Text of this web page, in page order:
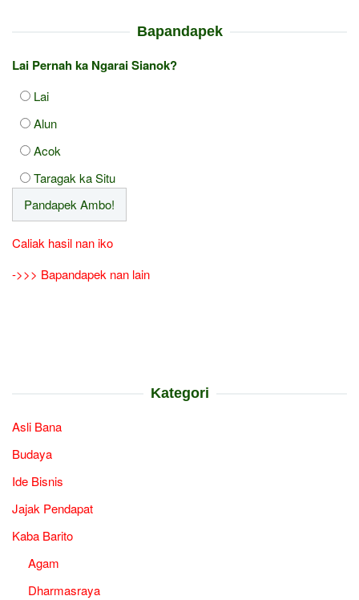
Bapandapek
Lai Pernah ka Ngarai Sianok?
Lai
Alun
Acok
Taragak ka Situ
Caliak hasil nan iko
->>> Bapandapek nan lain
Kategori
Asli Bana
Budaya
Ide Bisnis
Jajak Pendapat
Kaba Barito
Agam
Dharmasraya